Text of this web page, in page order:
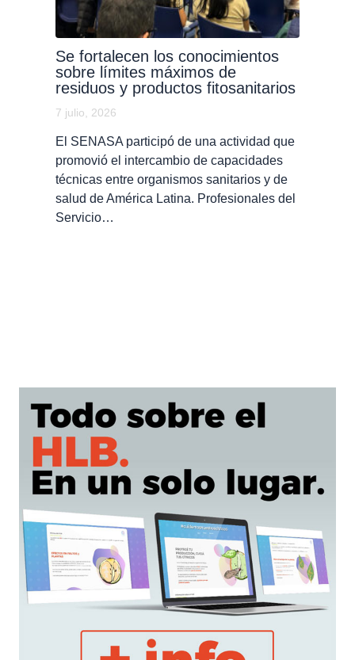
Se fortalecen los conocimientos
sobre límites máximos de
residuos y productos fitosanitarios
7 julio, 2026
El SENASA participó de una actividad que
promovió el intercambio de capacidades
técnicas entre organismos sanitarios y de
salud de América Latina. Profesionales del
Servicio…